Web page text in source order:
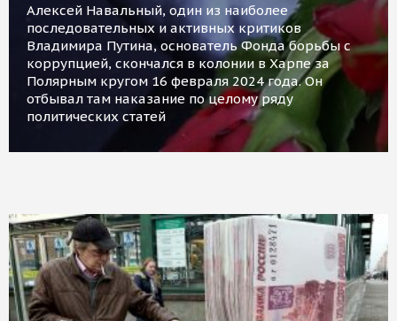
Алексей Навальный, один из наиболее
последовательных и активных критиков
Владимира Путина, основатель Фонда борьбы с
коррупцией, скончался в колонии в Харпе за
Полярным кругом 16 февраля 2024 года. Он
отбывал там наказание по целому ряду
политических статей